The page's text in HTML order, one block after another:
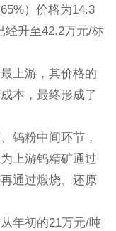
）价格为14.3
经升至42.2万元/标
上游，其价格的
本，最终形成了
钨粉中间环节，
上游钨精矿通过
通过煅烧、还原
年初的21万元/吨